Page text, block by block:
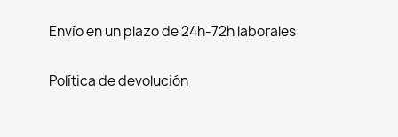
Envío en un plazo de 24h-72h laborales
Política de devolución